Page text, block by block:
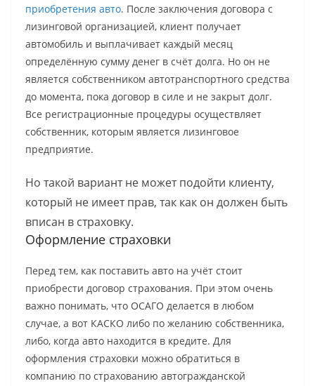
приобретения авто. После заключения договора с
лизинговой организацией, клиент получает
автомобиль и выплачивает каждый месяц
определённую сумму денег в счёт долга. Но он не
является собственником автотранспортного средства
до момента, пока договор в силе и не закрыт долг.
Все регистрационные процедуры осуществляет
собственник, которым является лизинговое
предприятие.
Но такой вариант не может подойти клиенту,
который не имеет прав, так как он должен быть
вписан в страховку.
Оформление страховки
Перед тем, как поставить авто на учёт стоит
приобрести договор страхования. При этом очень
важно понимать, что ОСАГО делается в любом
случае, а вот КАСКО либо по желанию собственника,
либо, когда авто находится в кредите. Для
оформления страховки можно обратиться в
компанию по страхованию автогражданской